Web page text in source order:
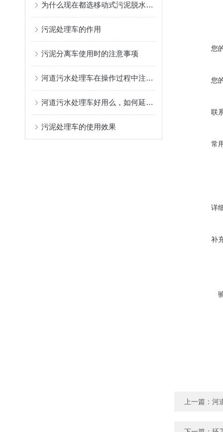
为什么现在都选移动式污泥脱水车？
污泥处理车的作用
污泥分离车使用时的注意事项
河道污水处理车在操作过程中注意的问题
河道污水处理车好用么，如何延长使用寿命
污泥处理车的使用效果
您
您
联
常
详
补
上一篇： 河